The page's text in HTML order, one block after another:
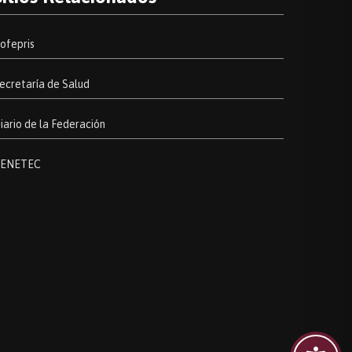
de Salud
de la Federación